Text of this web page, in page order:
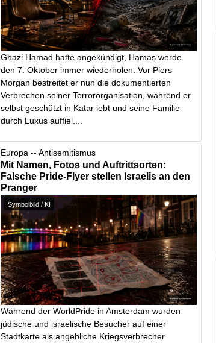
Ghazi Hamad hatte angekündigt, Hamas werde
den 7. Oktober immer wiederholen. Vor Piers
Morgan bestreitet er nun die dokumentierten
Verbrechen seiner Terrororganisation, während er
selbst geschützt in Katar lebt und seine Familie
durch Luxus auffiel....
Europa -- Antisemitismus
Mit Namen, Fotos und Auftrittsorten:
Falsche Pride-Flyer stellen Israelis an den
Pranger
Symbolbild / KI
Während der WorldPride in Amsterdam wurden
jüdische und israelische Besucher auf einer
Stadtkarte als angebliche Kriegsverbrecher